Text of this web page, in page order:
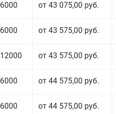
6000 от 43 075,00 руб.
6000 от 43 575,00 руб.
12000 от 43 575,00 руб.
6000 от 44 575,00 руб.
6000 от 44 575,00 руб.